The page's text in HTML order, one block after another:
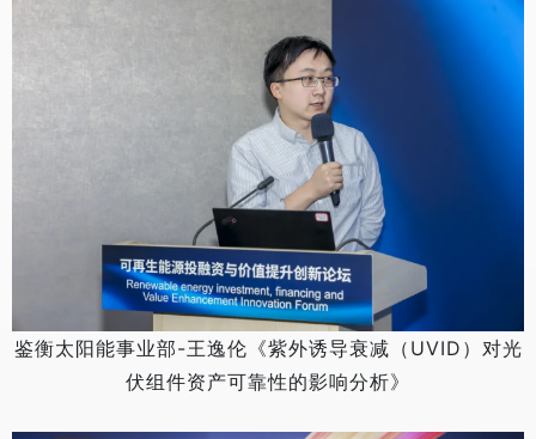
鉴衡太阳能事业部-王逸伦《紫外诱导衰减（UVID）对光
伏组件资产可靠性的影响分析》